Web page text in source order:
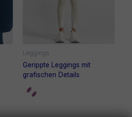
Leggings
Gerippte Leggings mit
grafischen Details